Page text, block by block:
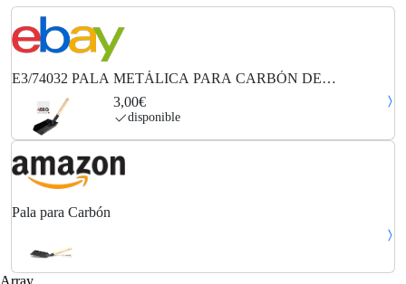
E3/74032 PALA METÁLICA PARA CARBÓN DE
BARBACOA COLOR NEGRO MATE
3,00€
disponible
Pala para Carbón
Array